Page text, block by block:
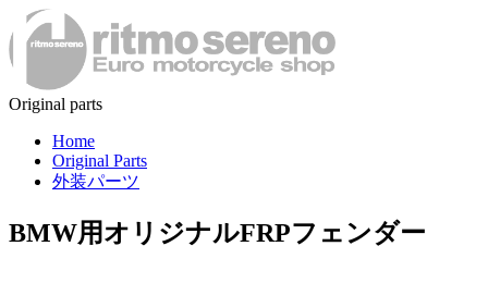
Original parts
Home
Original Parts
外装パーツ
BMW用オリジナルFRPフェンダー